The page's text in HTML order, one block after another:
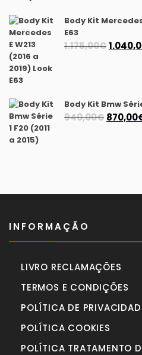
Body Kit Mercedes
E63
1.175,00€O
Body Kit Bmw
940,00€ O
870,00
INFORMAÇÃO
LIVRO RECLAMAÇÕES
TERMOS E CONDIÇÕES
POLÍTICA DE
POLÍTICA COOKIES
POLÍTICA TRATAMENTO